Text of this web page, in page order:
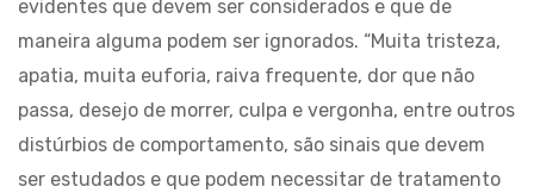
evidentes que devem ser considerados e que de
maneira alguma podem ser ignorados. “Muita tristeza,
apatia, muita euforia, raiva frequente, dor que não
passa, desejo de morrer, culpa e vergonha, entre outros
distúrbios de comportamento, são sinais que devem
ser estudados e que podem necessitar de tratamento